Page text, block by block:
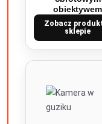
obiektywem
Zobacz
sklepie